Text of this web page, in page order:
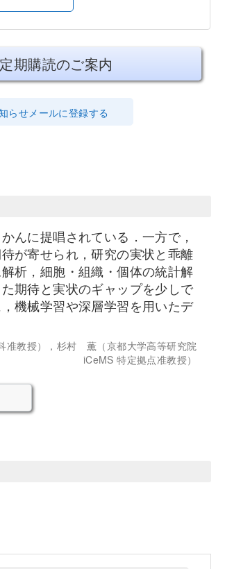
期購読のご案内
らせメールに登録する
んに提唱されている．一方で，
が寄せられ，研究の実状と乖離
析，細胞・組織・個体の統計解
期待と実状のギャップを少しで
機械学習や深層学習を用いたデ
准教授），杉村 薫（京都大学高等研究院
iCeMS 特定拠点准教授）